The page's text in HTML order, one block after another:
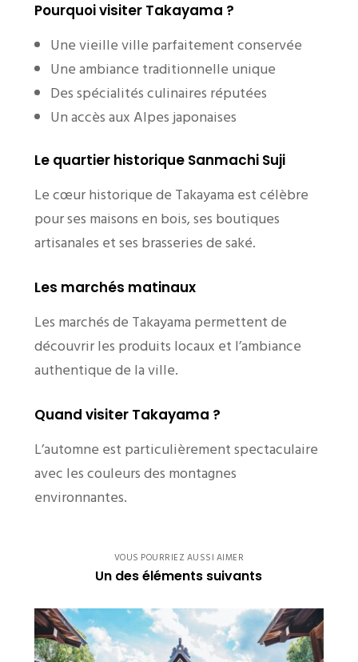
Pourquoi visiter Takayama ?
Une vieille ville parfaitement conservée
Une ambiance traditionnelle unique
Des spécialités culinaires réputées
Un accès aux Alpes japonaises
Le quartier historique Sanmachi Suji
Le cœur historique de Takayama est célèbre
pour ses maisons en bois, ses boutiques
artisanales et ses brasseries de saké.
Les marchés matinaux
Les marchés de Takayama permettent de
découvrir les produits locaux et l’ambiance
authentique de la ville.
Quand visiter Takayama ?
L’automne est particulièrement spectaculaire
avec les couleurs des montagnes
environnantes.
VOUS POURRIEZ AUSSI AIMER
Un des éléments suivants